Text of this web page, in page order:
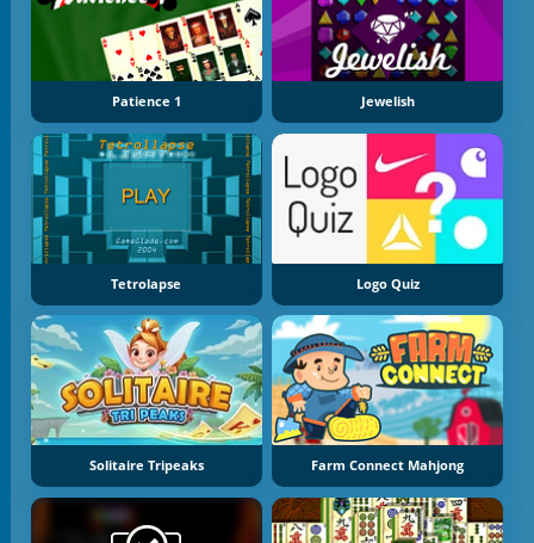
Patience 1 Jewelish
Tetrolapse Logo Quiz
Solitaire Tripeaks Farm Connect Mahjong